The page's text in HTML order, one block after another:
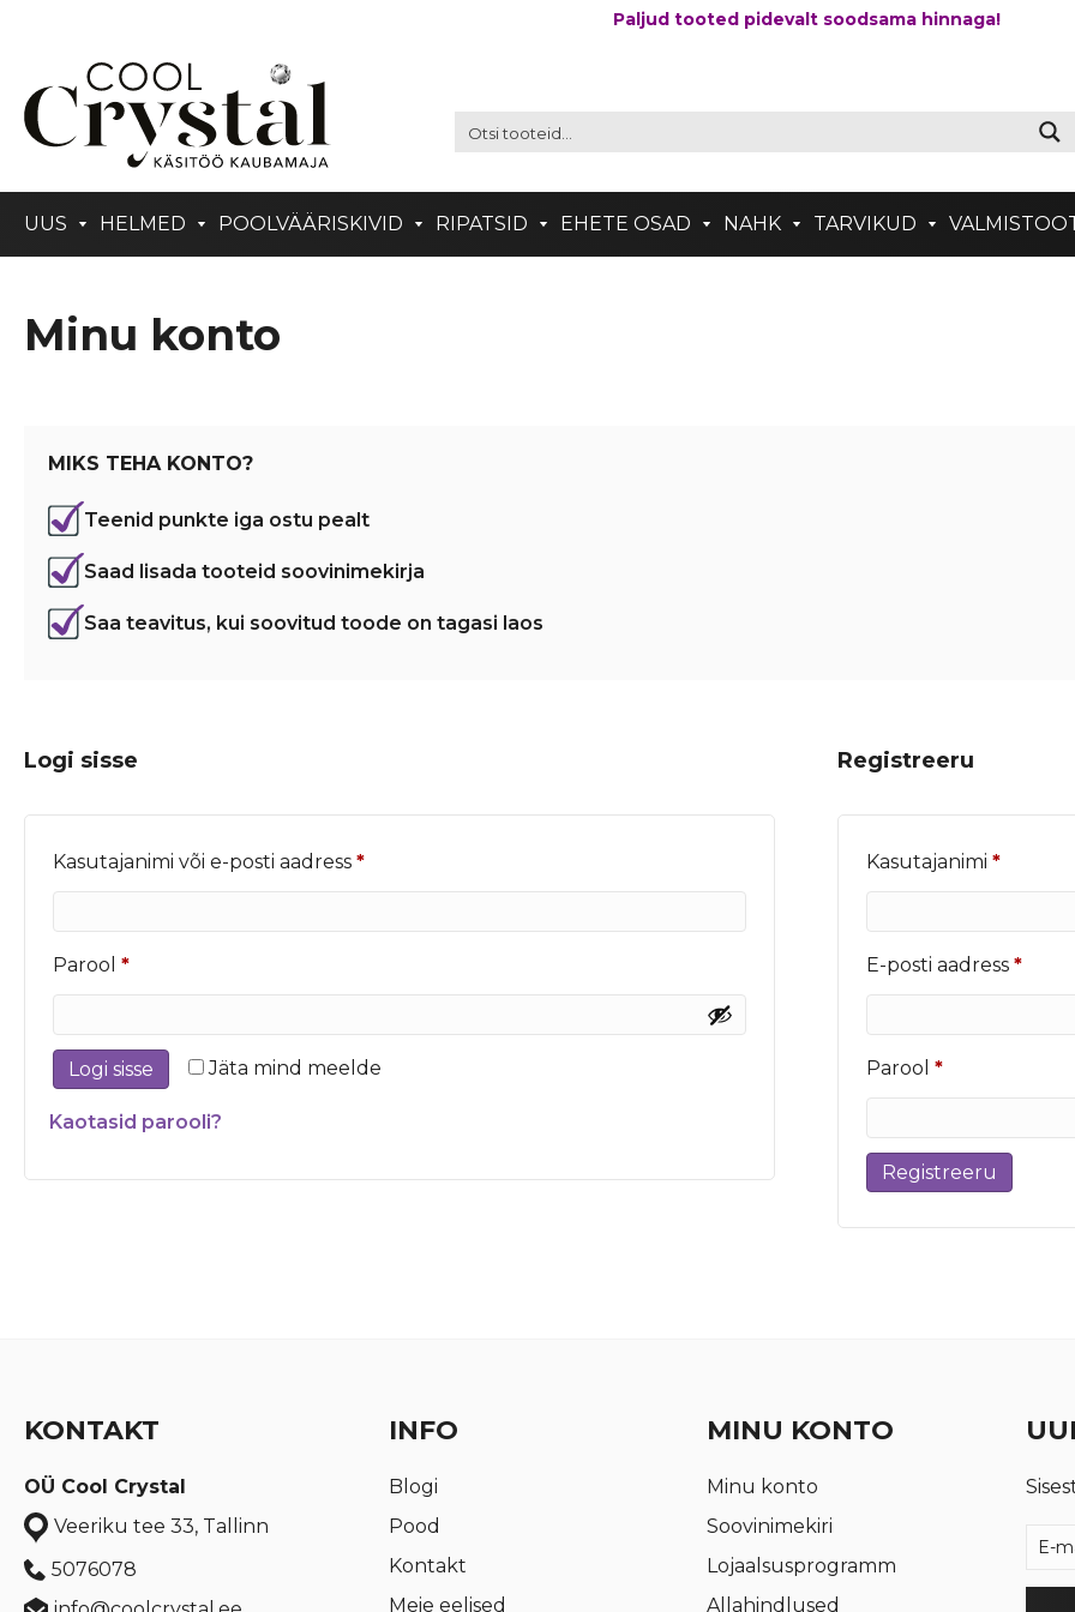
Paljud tooted pidevalt soodsama hinnaga!
UUS HELMED POOLVÄÄRISKIVID RIPATSID EHETE OSAD NAHK TARVIKUD
Minu konto
MIKS TEHA KONTO?
Teenid punkte iga ostu pealt
Saad lisada tooteid soovinimekirja
Saa teavitus, kui soovitud toode on tagasi laos
Logi sisse
Kasutajanimi või e-posti aadress *Nõutud
Parool *Nõutud
Jäta mind meelde
Logi sisse
Kaotasid parooli?
Registreeru
Kasutajanimi*
E-posti aadress*
Parool*Nõutud
Registreeru
KONTAKT
OÜ Cool Crystal
Veeriku tee 33, Tallinn
5076078
INFO
Blogi
Pood
Kontakt
Meie eelised
MINU KONTO
Minu konto
Soovinimekiri
Lojaalsusprogramm
Allahindlused